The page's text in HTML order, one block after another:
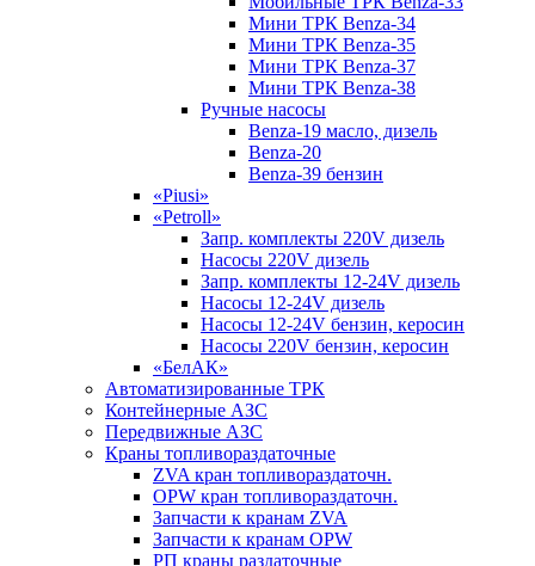
Мини ТРК Benza-34
Мини ТРК Benza-35
Мини ТРК Benza-37
Мини ТРК Benza-38
Ручные насосы
Benza-19 масло, дизель
Benza-20
Benza-39 бензин
«Piusi»
«Petroll»
Запр. комплекты 220V дизель
Насосы 220V дизель
Запр. комплекты 12-24V дизель
Насосы 12-24V дизель
Насосы 12-24V бензин, керосин
Насосы 220V бензин, керосин
«БелАК»
Автоматизированные ТРК
Контейнерные АЗС
Передвижные АЗС
Краны топливораздаточные
ZVA кран топливораздаточн.
OPW кран топливораздаточн.
Запчасти к кранам ZVA
Запчасти к кранам OPW
РП краны раздаточные